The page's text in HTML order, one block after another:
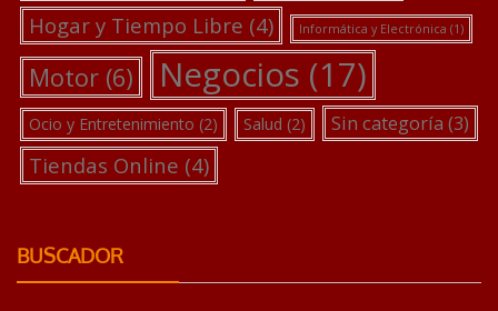
Hogar y Tiempo Libre (4) Informática y Electrónica (1)
Motor (6) Negocios (17)
Ocio y Entretenimiento (2) Salud (2) Sin categoría (3)
Tiendas Online (4)
BUSCADOR